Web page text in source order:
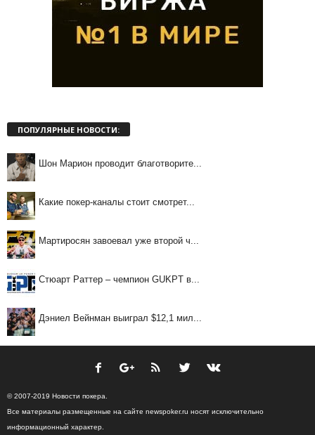
ПОПУЛЯРНЫЕ НОВОСТИ:
Шон Марион проводит благотворите...
Какие покер-каналы стоит смотрет...
Мартиросян завоевал уже второй ч...
Стюарт Раттер – чемпион GUKPT в...
Дэниел Вейнман выиграл $12,1 мил...
© 2007-2019 Новости покера.
Все материалы размещенные на сайте newspoker.ru носят исключительно
информационный характер.